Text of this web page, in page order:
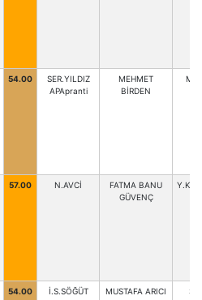
54.00
SER.YILDIZ
APApranti
MEHMET
BİRDEN
57.00 N.AVCİ
FATMA BANU
GÜVENÇ
54.00
İ.S.SÖĞÜT
MUSTAFA ARICI